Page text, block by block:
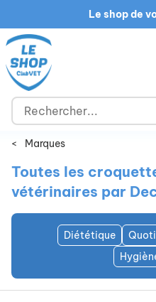
Le shop de
< Marques
Toutes les
vétérinaires par
Diététique